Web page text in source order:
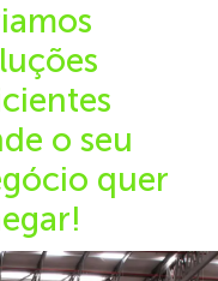
o seu
quer